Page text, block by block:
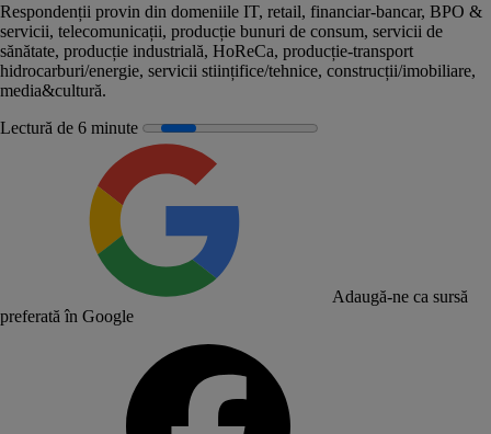
Respondenții provin din domeniile IT, retail, financiar-bancar, BPO &
servicii, telecomunicații, producție bunuri de consum, servicii de
sănătate, producție industrială, HoReCa, producție-transport
hidrocarburi/energie, servicii stiințifice/tehnice, construcții/imobiliare,
media&cultură.
Lectură de 6 minute
Adaugă-ne ca sursă
preferată în Google